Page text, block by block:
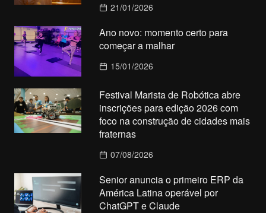
21/01/2026
Ano novo: momento certo para
começar a malhar
15/01/2026
Festival Marista de Robótica abre
inscrições para edição 2026 com
foco na construção de cidades mais
fraternas
07/08/2026
Senior anuncia o primeiro ERP da
América Latina operável por
ChatGPT e Claude